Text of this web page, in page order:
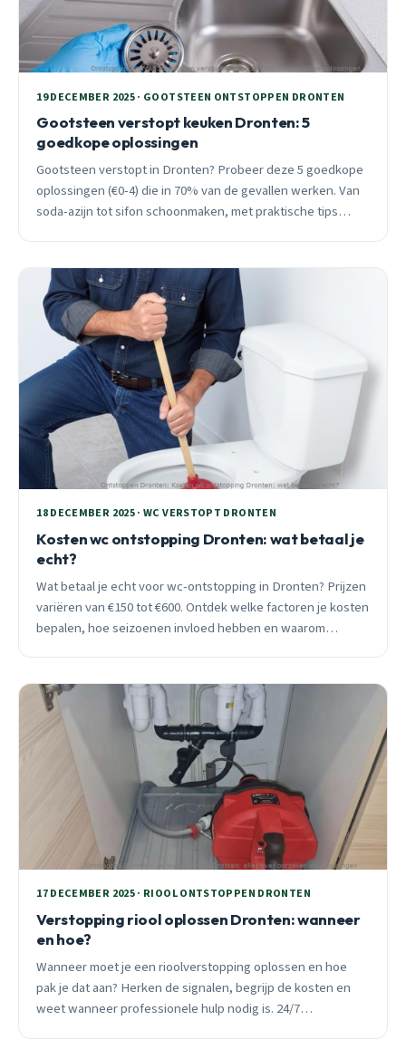
19 DECEMBER 2025 · GOOTSTEEN ONTSTOPPEN DRONTEN
Gootsteen verstopt keuken Dronten: 5
goedkope oplossingen
Gootsteen verstopt in Dronten? Probeer deze 5 goedkope
oplossingen (€0-4) die in 70% van de gevallen werken. Van
soda-azijn tot sifon schoonmaken, met praktische tips
18 DECEMBER 2025 · WC VERSTOPT DRONTEN
Kosten wc ontstopping Dronten: wat betaal je
echt?
Wat betaal je echt voor wc-ontstopping in Dronten? Prijzen
variëren van €150 tot €600. Ontdek welke factoren je kosten
bepalen, hoe seizoenen invloed hebben en waarom
17 DECEMBER 2025 · RIOOL ONTSTOPPEN DRONTEN
Verstopping riool oplossen Dronten: wanneer
en hoe?
Wanneer moet je een rioolverstopping oplossen en hoe
pak je dat aan? Herken de signalen, begrijp de kosten en
weet wanneer professionele hulp nodig is. 24/7